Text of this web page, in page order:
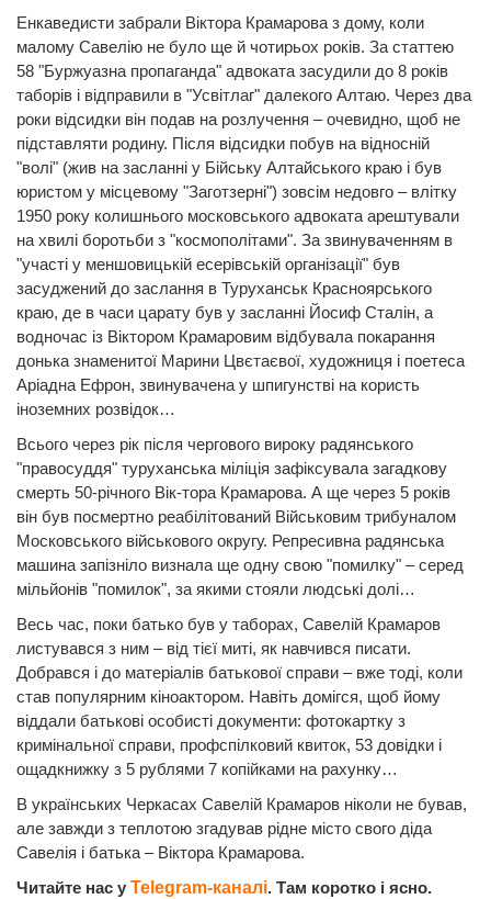
Енкаведисти забрали Віктора Крамарова з дому, коли
малому Савелію не було ще й чотирьох років. За статтею
58 "Буржуазна пропаганда" адвоката засудили до 8 років
таборів і відправили в "Усвітлаг" далекого Алтаю. Через два
роки відсидки він подав на розлучення – очевидно, щоб не
підставляти родину. Після відсидки побув на відносній
"волі" (жив на засланні у Бійську Алтайського краю і був
юристом у місцевому "Заготзерні") зовсім недовго – влітку
1950 року колишнього московського адвоката арештували
на хвилі боротьби з "космополітами". За звинуваченням в
"участі у меншовицькій есерівській організації" був
засуджений до заслання в Туруханськ Красноярського
краю, де в часи царату був у засланні Йосиф Сталін, а
водночас із Віктором Крамаровим відбувала покарання
донька знаменитої Марини Цвєтаєвої, художниця і поетеса
Аріадна Ефрон, звинувачена у шпигунстві на користь
іноземних розвідок…
Всього через рік після чергового вироку радянського
"правосуддя" туруханська міліція зафіксувала загадкову
смерть 50-річного Вік-тора Крамарова. А ще через 5 років
він був посмертно реабілітований Військовим трибуналом
Московського військового округу. Репресивна радянська
машина запізніло визнала ще одну свою "помилку" – серед
мільйонів "помилок", за якими стояли людські долі…
Весь час, поки батько був у таборах, Савелій Крамаров
листувався з ним – від тієї миті, як навчився писати.
Добрався і до матеріалів батькової справи – вже тоді, коли
став популярним кіноактором. Навіть домігся, щоб йому
віддали батькові особисті документи: фотокартку з
кримінальної справи, профспілковий квиток, 53 довідки і
ощадкнижку з 5 рублями 7 копійками на рахунку…
В українських Черкасах Савелій Крамаров ніколи не бував,
але завжди з теплотою згадував рідне місто свого діда
Савелія і батька – Віктора Крамарова.
Читайте нас у Telegram-каналі. Там коротко і ясно.